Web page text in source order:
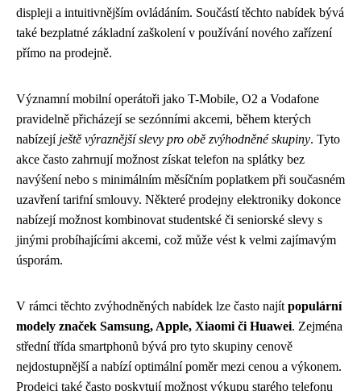
displeji a intuitivnějším ovládáním. Součástí těchto nabídek bývá
také bezplatné základní zaškolení v používání nového zařízení
přímo na prodejně.
Významní mobilní operátoři jako T-Mobile, O2 a Vodafone
pravidelně přicházejí se sezónními akcemi, během kterých
nabízejí ještě výraznější slevy pro obě zvýhodněné skupiny. Tyto
akce často zahrnují možnost získat telefon na splátky bez
navýšení nebo s minimálním měsíčním poplatkem při současném
uzavření tarifní smlouvy. Některé prodejny elektroniky dokonce
nabízejí možnost kombinovat studentské či seniorské slevy s
jinými probíhajícími akcemi, což může vést k velmi zajímavým
úsporám.
V rámci těchto zvýhodněných nabídek lze často najít populární
modely značek Samsung, Apple, Xiaomi či Huawei. Zejména
střední třída smartphonů bývá pro tyto skupiny cenově
nejdostupnější a nabízí optimální poměr mezi cenou a výkonem.
Prodejci také často poskytují možnost výkupu starého telefonu